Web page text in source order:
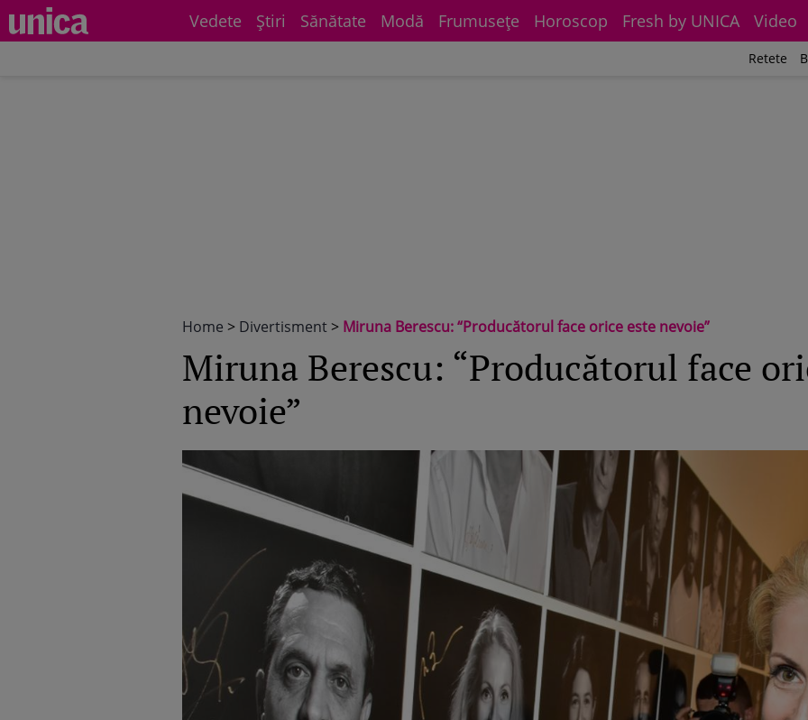
Vedete Știri Sănătate Modă Frumuseţe Horoscop Fresh by UNICA Video
Retete
Home > Divertisment > Miruna Berescu: “Producătorul face orice este nevoie”
Miruna Berescu: “Producătorul face
nevoie”